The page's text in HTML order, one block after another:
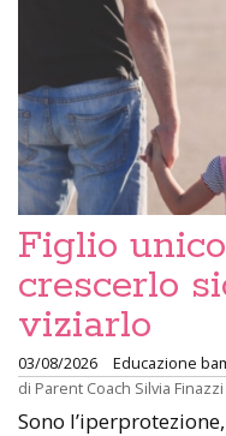
Figlio
crescerlo
viziarlo
03/08/2026
Educazione
di Parent Coach Silvia Finazzi
Sono